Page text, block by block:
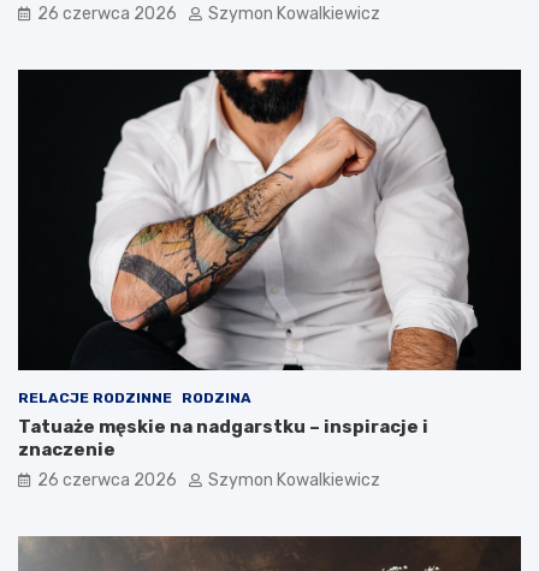
26 czerwca 2026 Szymon Kowalkiewicz
RELACJE RODZINNE RODZINA
Tatuaże męskie na nadgarstku – inspiracje i
znaczenie
26 czerwca 2026 Szymon Kowalkiewicz